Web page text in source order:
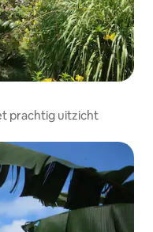
prachtig uitzicht